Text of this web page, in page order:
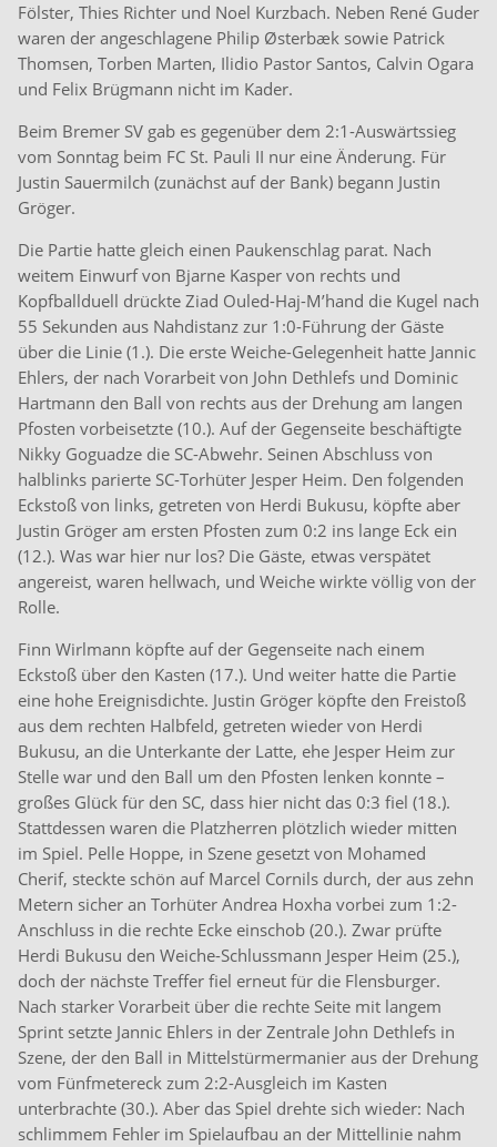
Fölster, Thies Richter und Noel Kurzbach. Neben René Guder
waren der angeschlagene Philip Østerbæk sowie Patrick
Thomsen, Torben Marten, Ilidio Pastor Santos, Calvin Ogara
und Felix Brügmann nicht im Kader.
Beim Bremer SV gab es gegenüber dem 2:1-Auswärtssieg
vom Sonntag beim FC St. Pauli II nur eine Änderung. Für
Justin Sauermilch (zunächst auf der Bank) begann Justin
Gröger.
Die Partie hatte gleich einen Paukenschlag parat. Nach
weitem Einwurf von Bjarne Kasper von rechts und
Kopfballduell drückte Ziad Ouled-Haj-M’hand die Kugel nach
55 Sekunden aus Nahdistanz zur 1:0-Führung der Gäste
über die Linie (1.). Die erste Weiche-Gelegenheit hatte Jannic
Ehlers, der nach Vorarbeit von John Dethlefs und Dominic
Hartmann den Ball von rechts aus der Drehung am langen
Pfosten vorbeisetzte (10.). Auf der Gegenseite beschäftigte
Nikky Goguadze die SC-Abwehr. Seinen Abschluss von
halblinks parierte SC-Torhüter Jesper Heim. Den folgenden
Eckstoß von links, getreten von Herdi Bukusu, köpfte aber
Justin Gröger am ersten Pfosten zum 0:2 ins lange Eck ein
(12.). Was war hier nur los? Die Gäste, etwas verspätet
angereist, waren hellwach, und Weiche wirkte völlig von der
Rolle.
Finn Wirlmann köpfte auf der Gegenseite nach einem
Eckstoß über den Kasten (17.). Und weiter hatte die Partie
eine hohe Ereignisdichte. Justin Gröger köpfte den Freistoß
aus dem rechten Halbfeld, getreten wieder von Herdi
Bukusu, an die Unterkante der Latte, ehe Jesper Heim zur
Stelle war und den Ball um den Pfosten lenken konnte –
großes Glück für den SC, dass hier nicht das 0:3 fiel (18.).
Stattdessen waren die Platzherren plötzlich wieder mitten
im Spiel. Pelle Hoppe, in Szene gesetzt von Mohamed
Cherif, steckte schön auf Marcel Cornils durch, der aus zehn
Metern sicher an Torhüter Andrea Hoxha vorbei zum 1:2-
Anschluss in die rechte Ecke einschob (20.). Zwar prüfte
Herdi Bukusu den Weiche-Schlussmann Jesper Heim (25.),
doch der nächste Treffer fiel erneut für die Flensburger.
Nach starker Vorarbeit über die rechte Seite mit langem
Sprint setzte Jannic Ehlers in der Zentrale John Dethlefs in
Szene, der den Ball in Mittelstürmermanier aus der Drehung
vom Fünfmetereck zum 2:2-Ausgleich im Kasten
unterbrachte (30.). Aber das Spiel drehte sich wieder: Nach
schlimmem Fehler im Spielaufbau an der Mittellinie nahm